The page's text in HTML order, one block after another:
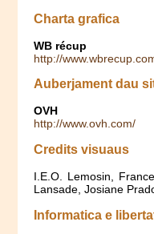
Charta grafica
WB récup
http://
Auberjament dau
OVH
http://www.ovh.com/
Credits visuaus
I.E.O. Lemosin,
Lansade, Josiane
Informatica e